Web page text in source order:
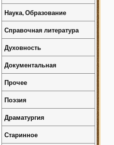
Наука, Образование
Справочная литература
Духовность
Документальная
Прочее
Поэзия
Драматургия
Старинное